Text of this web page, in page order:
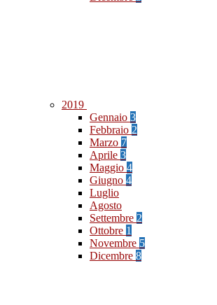
2019
Gennaio 3
Febbraio 2
Marzo 7
Aprile 3
Maggio 4
Giugno 4
Luglio
Agosto
Settembre 2
Ottobre 1
Novembre 5
Dicembre 8